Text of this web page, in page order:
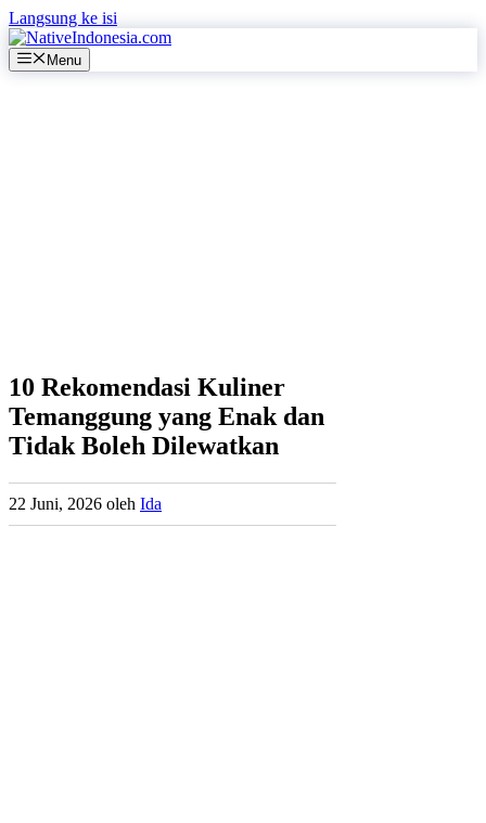
Langsung ke isi
Menu
10 Rekomendasi Kuliner
Temanggung yang Enak dan
Tidak Boleh Dilewatkan
22 Juni, 2026 oleh Ida